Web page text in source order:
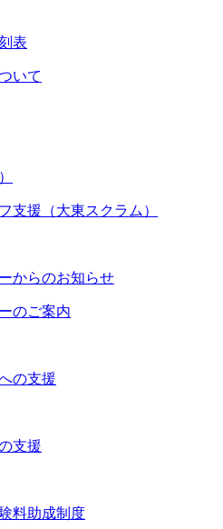
表
いて
支援（大東スクラム）
からのお知らせ
のご案内
の支援
支援
料助成制度